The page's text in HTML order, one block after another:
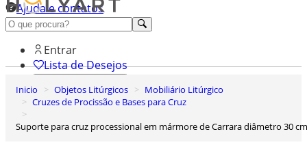
Ajuda e contatos
Conheça premium
Entrar
Lista de Desejos
0
Carrinho de Compras
Inicio Objetos Litúrgicos
Mobiliário Litúrgico
Cruzes de Procissão e Bases para Cruz
Suporte para cruz processional em mármore de Carrara diâmetro 30 cm